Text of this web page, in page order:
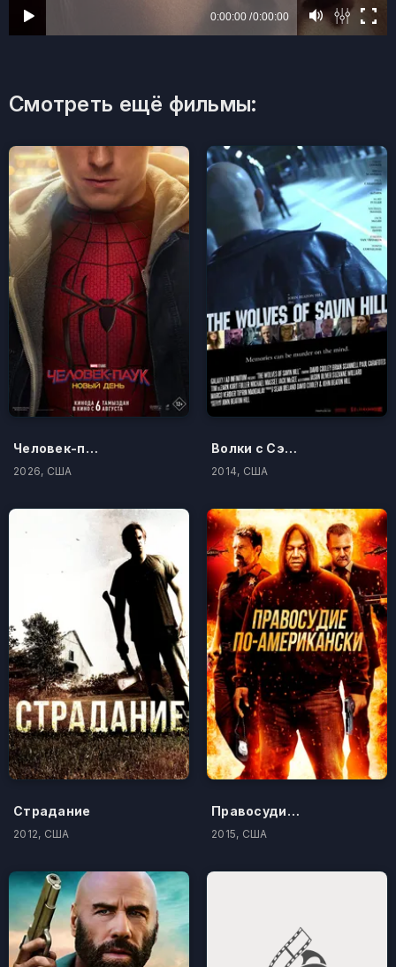
Смотреть ещё фильмы:
Человек-паук: Новый день
2026, США
Волки с Сэйвин-Хилл
2014, США
Страдание
2012, США
Правосудие по-американски
2015, США